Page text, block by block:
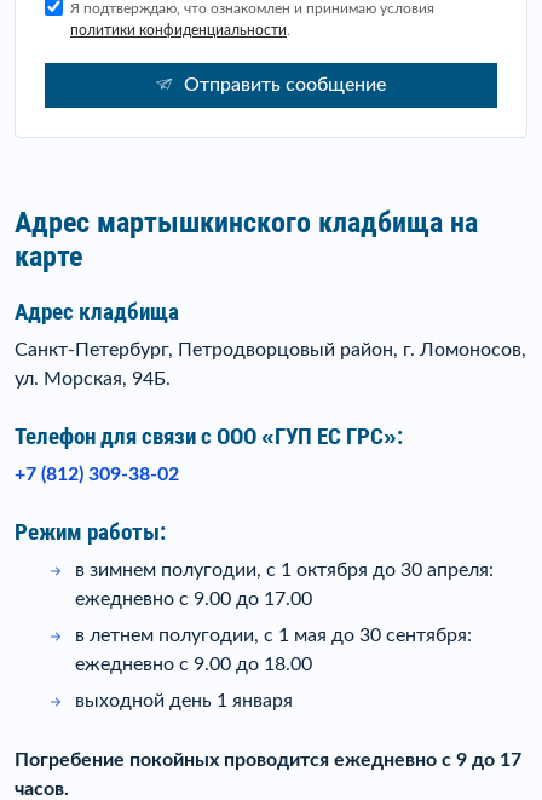
Я подтверждаю, что ознакомлен и принимаю условия
политики конфиденциальности
Отправить сообщение
Адрес мартышкинского кладбища на
карте
Адрес кладбища
Санкт-Петербург, Петродворцовый район, г. Ломоносов,
ул. Морская, 94Б.
Телефон для связи c ООО «ГУП ЕС ГРС»:
+7 (812) 309-38-02
Режим работы:
в зимнем полугодии, с 1 октября до 30 апреля:
ежедневно с 9.00 до 17.00
в летнем полугодии, с 1 мая до 30 сентября:
ежедневно с 9.00 до 18.00
выходной день 1 января
Погребение покойных проводится ежедневно с 9 до 17
часов.